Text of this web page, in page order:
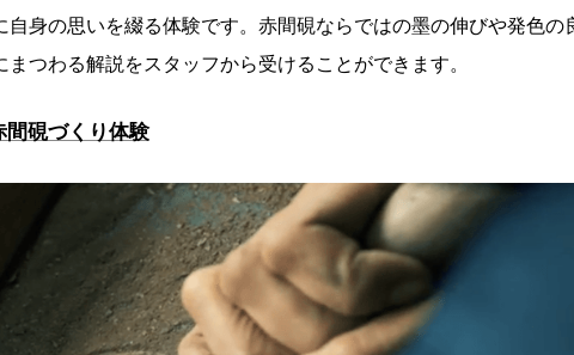
身の思いを綴る体験です。赤間硯ならではの墨の伸びや発色の
つわる解説をスタッフから受けることができます。
硯づくり体験